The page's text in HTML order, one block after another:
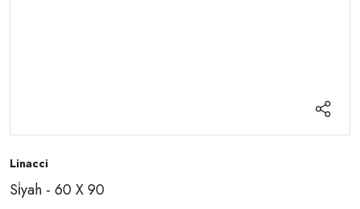
Linacci
Si̇yah - 60 X 90